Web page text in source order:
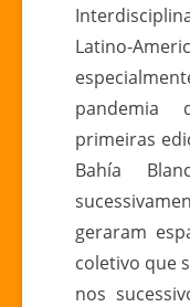
Latino-
pandemia
primeiras
Bahía
geraram
coletivo que
nos